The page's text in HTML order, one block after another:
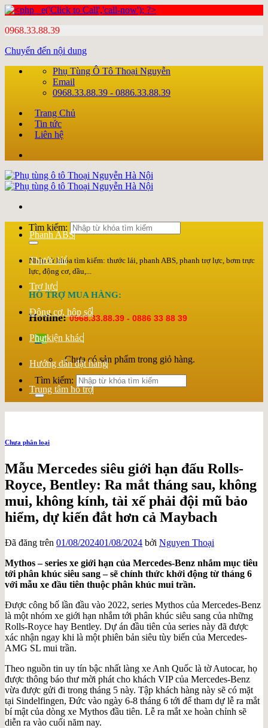
0968.33.88.39
Chuyển đến nội dung
Phụ Tùng Ô Tô Thoại Nguyễn
Email
0968.33.88.39 - 0886.33.88.39
Trang Chủ
Tin tức
Liên hệ
Tìm kiếm:
Nhập từ khóa tìm kiếm: thước lái, phanh ABS, phanh trợ lực, bơm trực
lực, động cơ, dầu,...
HỖ TRỢ MUA HÀNG:
Hotline:0968.33.88.39 - 0886 33 88 39
0₫
Chưa có sản phẩm trong giỏ hàng.
Tìm kiếm:
Phanh ABS
Thước lái
Trợ lực
Động cơ, hộp số
Phụ kiện khác
Hướng dẫn đặt hàng
Trung tâm hỗ trợ
Chưa phân loại
Mẫu Mercedes siêu giới hạn đấu Rolls-
Royce, Bentley: Ra mắt tháng sau, không
mui, không kính, tài xế phải đội mũ bảo
hiểm, dự kiến đắt hơn cả Maybach
Đã đăng trên 01/08/202401/08/2024 bởi Nguyen Thoại
Mythos – series xe giới hạn của Mercedes-Benz nhắm mục tiêu
tới phân khúc siêu sang – sẽ chính thức khởi động từ tháng 6
với mẫu xe đầu tiên thuộc phân khúc mui trần.
Được công bố lần đầu vào 2022, series Mythos của Mercedes-Benz
là một nhóm xe giới hạn nhắm tới phân khúc siêu sang của những
Rolls-Royce hay Bentley. Dự án đầu tiên của series này đã được
xác nhận ngay khi là một phiên bản siêu tùy biến của Mercedes-
AMG SL mui trần.
Theo nguồn tin uy tín bậc nhất làng xe Anh Quốc là tờ Autocar, họ
được thông báo thư mời phát cho khách VIP của Mercedes-Benz
vừa được gửi đi trong tháng 5 này. Tập khách hàng này sẽ có mặt
tại Sindelfingen, Đức vào ngày 6-8 tháng 6 tới để tham dự lễ ra mắt
bí mật của dòng xe Mythos đầu tiên. Lễ ra mắt xe hoàn chỉnh sẽ
diễn ra vào cuối năm nay.